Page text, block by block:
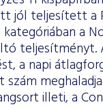
jól teljesített a
a
teljesítményt.
a napi
illeti, a